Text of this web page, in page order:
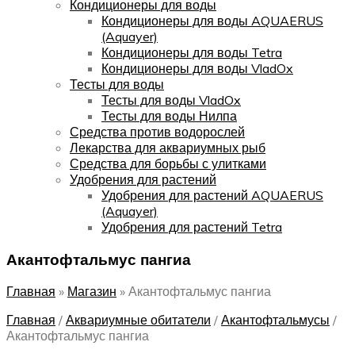
Кондиционеры для воды
Кондиционеры для воды AQUAERUS
(Aquayer)
Кондиционеры для воды Tetra
Кондиционеры для воды VladOx
Тесты для воды
Тесты для воды VladOx
Тесты для воды Нилпа
Средства против водорослей
Лекарства для аквариумных рыб
Средства для борьбы с улитками
Удобрения для растений
Удобрения для растений AQUAERUS
(Aquayer)
Удобрения для растений Tetra
Акантофтальмус пангиа
Главная » Магазин » Акантофтальмус пангиа
Главная / Аквариумные обитатели / Акантофтальмусы /
Акантофтальмус пангиа